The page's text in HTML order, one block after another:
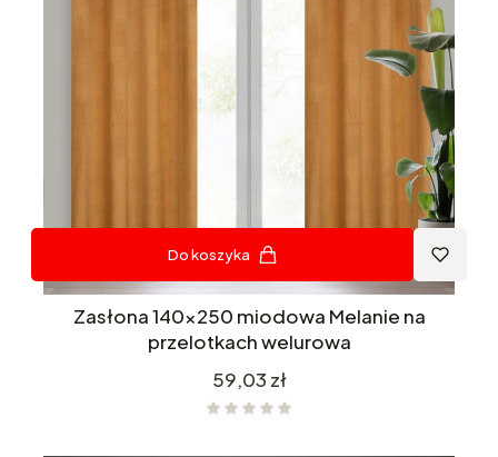
Do koszyka
Zasłona 140x250 miodowa Melanie na
przelotkach welurowa
Cena
59,03 zł